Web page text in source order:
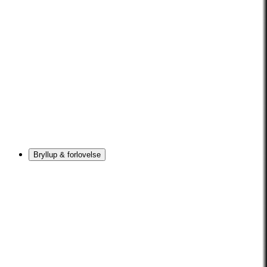
Bryllup & forlovelse